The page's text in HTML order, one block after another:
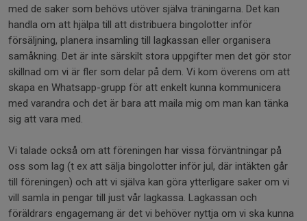
med de saker som behövs utöver själva träningarna. Det kan
handla om att hjälpa till att distribuera bingolotter inför
försäljning, planera insamling till lagkassan eller organisera
samåkning. Det är inte särskilt stora uppgifter men det gör stor
skillnad om vi är fler som delar på dem. Vi kom överens om att
skapa en Whatsapp-grupp för att enkelt kunna kommunicera
med varandra och det är bara att maila mig om man kan tänka
sig att vara med.
Vi talade också om att föreningen har vissa förväntningar på
oss som lag (t ex att sälja bingolotter inför jul, där intäkten går
till föreningen) och att vi själva kan göra ytterligare saker om vi
vill samla in pengar till just vår lagkassa. Lagkassan och
föräldrars engagemang är det vi behöver nyttja om vi ska kunna